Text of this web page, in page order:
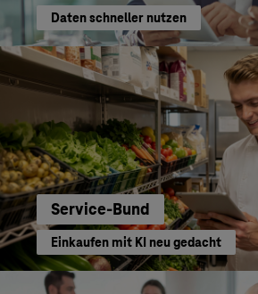
Daten schneller nutzen
Service-Bund
Einkaufen mit KI neu gedacht